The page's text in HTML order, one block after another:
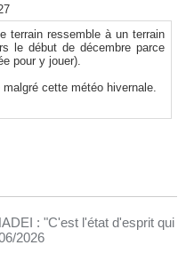
terrain ressemble à un terrain
le début de décembre parce
pour y jouer).
cette météo hivernale.
: "C'est l'état d'esprit qui
2026